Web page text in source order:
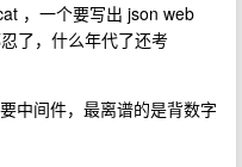
，一个要写出 json web
了，什么年代了还考
中间件，最离谱的是背数字